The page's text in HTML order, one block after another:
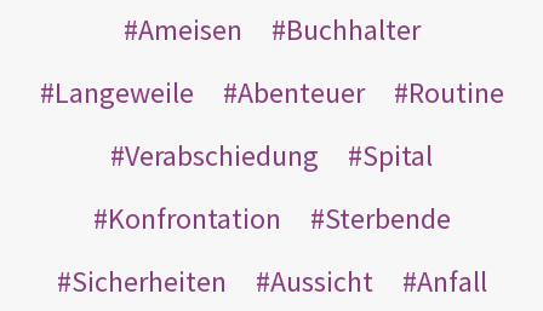
Ameisen
Buchhalter
Langeweile
Abenteuer
Routine
Verabschiedung
Spital
Konfrontation
Sterbende
Sicherheiten
Aussicht
Anfall